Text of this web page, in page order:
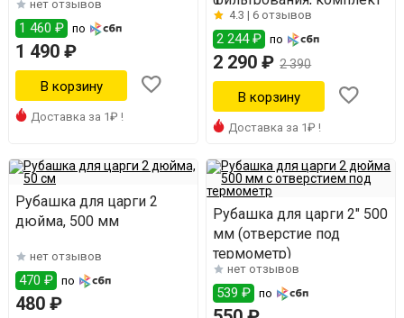
нет отзывов
1 460 ₽ по
1 490 ₽
Доставка за 1₽ !
4.3 |6 отзывов
2 244 ₽ по
2 290 ₽ 2 390
Доставка за 1₽ !
Рубашка для царги 2
дюйма, 500 мм
нет отзывов
470 ₽ по
480 ₽
Рубашка для царги 2" 500
мм (отверстие под
термометр)
нет отзывов
539 ₽ по